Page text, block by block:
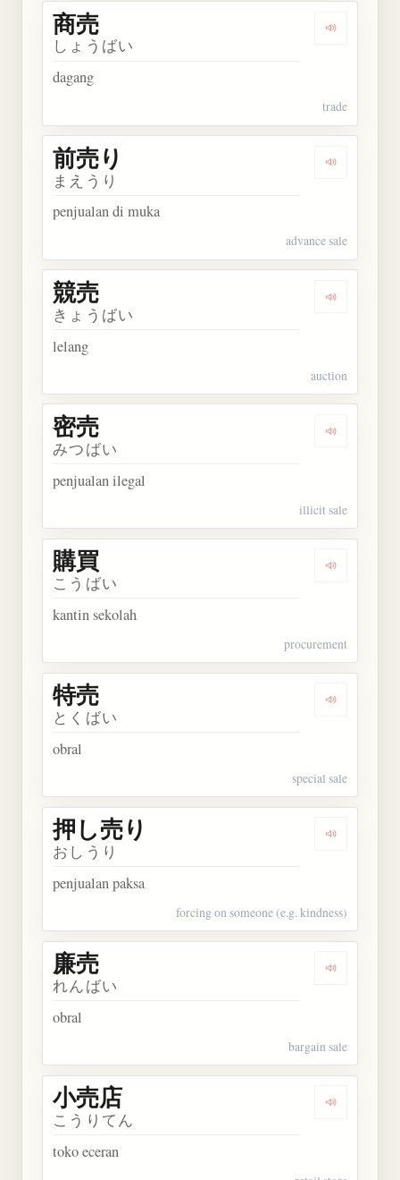
Dengarkan
商売
しょうばい
dagang
trade
Dengarkan
前売り
まえうり
penjualan di muka
advance sale
Dengarkan
競売
きょうばい
lelang
auction
Dengarkan
密売
みつばい
penjualan ilegal
illicit sale
Dengarkan
購買
こうばい
kantin sekolah
procurement
Dengarkan
特売
とくばい
obral
special sale
Dengarkan
押し売り
おしうり
penjualan paksa
forcing on someone (e.g. kindness)
Dengarkan
廉売
れんばい
obral
bargain sale
Dengarkan
小売店
こうりてん
toko eceran